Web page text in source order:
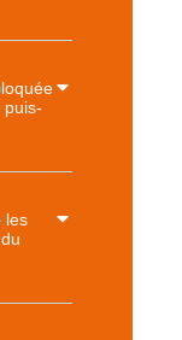
puis-
les